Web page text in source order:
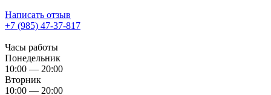
Написать отзыв
+7 (985) 47-37-817
Часы работы
Понедельник
10:00 — 20:00
Вторник
10:00 — 20:00